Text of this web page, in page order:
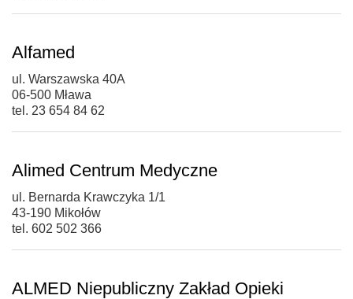
Alfamed
ul. Warszawska 40A
06-500 Mława
tel. 23 654 84 62
Alimed Centrum Medyczne
ul. Bernarda Krawczyka 1/1
43-190 Mikołów
tel. 602 502 366
ALMED Niepubliczny Zakład Opieki